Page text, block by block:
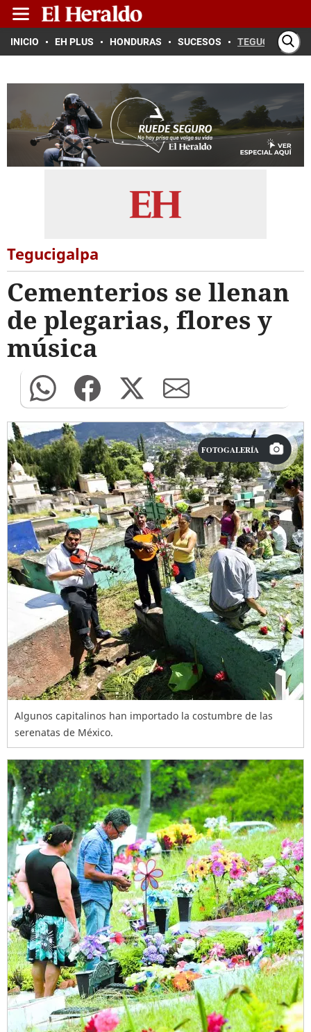
INICIO EH PLUS HONDURAS SUCESOS TEGUCIGALPA
Tegucigalpa
Cementerios se llenan
de plegarias, flores y
música
FOTOGALERÍA
Algunos capitalinos han importado la costumbre de las
serenatas de México.